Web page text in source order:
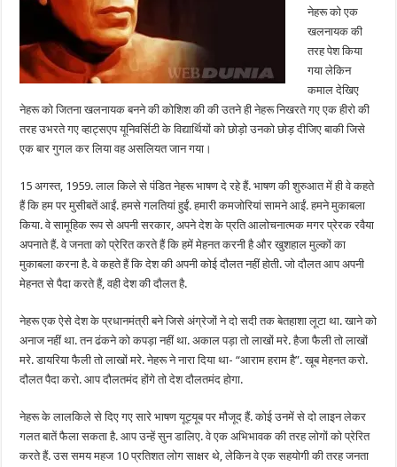
नेहरू को एक
खलनायक की
तरह पेश किया
गया लेकिन
कमाल देखिए
नेहरू को जितना खलनायक बनने की कोशिश की की उतने ही नेहरू निखरते गए एक हीरो की
तरह उभरते गए व्हाट्सएप यूनिवर्सिटी के विद्यार्थियों को छोड़ो उनको छोड़ दीजिए बाकी जिसे
एक बार गुगल कर लिया वह असलियत जान गया।
15 अगस्त, 1959. लाल किले से पंडित नेहरू भाषण दे रहे हैं. भाषण की शुरुआत में ही वे कहते
हैं कि हम पर मुसीबतें आईं. हमसे गलतियां हुईं. हमारी कमजोरियां सामने आईं. हमने मुकाबला
किया. वे सामूहिक रूप से अपनी सरकार, अपने देश के प्रति आलोचनात्मक मगर प्रेरक रवैया
अपनाते हैं. वे जनता को प्रेरित करते हैं कि हमें मेहनत करनी है और खुशहाल मुल्कों का
मुकाबला करना है. वे कहते हैं कि देश की अपनी कोई दौलत नहीं होती. जो दौलत आप अपनी
मेहनत से पैदा करते हैं, वही देश की दौलत है.
नेहरू एक ऐसे देश के प्रधानमंत्री बने जिसे अंग्रेजों ने दो सदी तक बेतहाशा लूटा था. खाने को
अनाज नहीं था. तन ढंकने को कपड़ा नहीं था. अकाल पड़ा तो लाखों मरे. हैजा फैली तो लाखों
मरे. डायरिया फैली तो लाखों मरे. नेहरू ने नारा दिया था- “आराम हराम है”. खूब मेहनत करो.
दौलत पैदा करो. आप दौलतमंद होंगे तो देश दौलतमंद होगा.
नेहरू के लालकिले से दिए गए सारे भाषण यूट्यूब पर मौजूद हैं. कोई उनमें से दो लाइन लेकर
गलत बातें फैला सकता है. आप उन्हें सुन डालिए. वे एक अभिभावक की तरह लोगों को प्रेरित
करते हैं. उस समय महज 10 प्रतिशत लोग साक्षर थे, लेकिन वे एक सहयोगी की तरह जनता